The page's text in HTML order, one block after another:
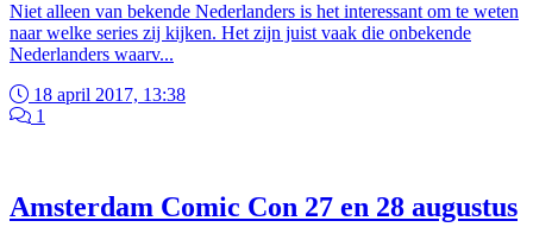
Niet alleen van bekende Nederlanders is het interessant om te weten
naar welke series zij kijken. Het zijn juist vaak die onbekende
Nederlanders waarv...
18 april 2017, 13:38
1
Amsterdam Comic Con 27 en 28 augustus